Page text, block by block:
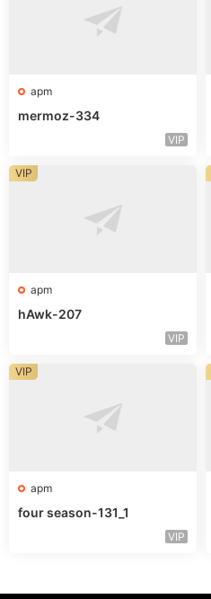
apm
mermoz-334
VIP
apm
hAwk-207
VIP
VIP
apm
four season-131_1
VIP
VIP